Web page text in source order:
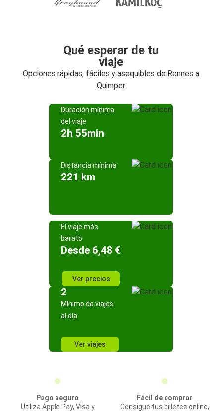
Qué esperar de tu
viaje
Opciones rápidas, fáciles y asequibles de Rennes a
Quimper
Duración mínima
del viaje
2h 55min
Distancia mínima
221 km
El viaje más
barato
Desde 6,48 €
Ver precios
2
Mínimo de viajes
al día
Ver viajes
Pago seguro
Utiliza Apple Pay, Visa y
Fácil de comprar
Consigue tus billetes online,